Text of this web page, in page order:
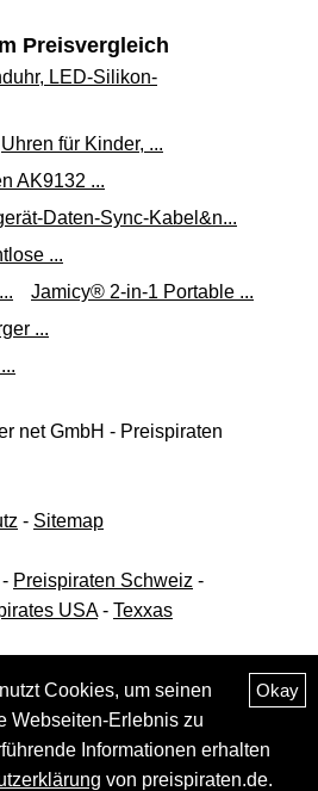
Preisvergleich
LED-Silikon-
Uhren für Kinder, ...
AK9132 ...
Daten-Sync-Kabel&n...
...
Jamicy® 2-in-1 Portable ...
...
net GmbH - Preispiraten
- Sitemap
- Preispiraten Schweiz -
USA- Texxas
Okay
Cookies, um seinen
Webseiten-Erlebnis zu
Informationen erhalten
von preispiraten.de.